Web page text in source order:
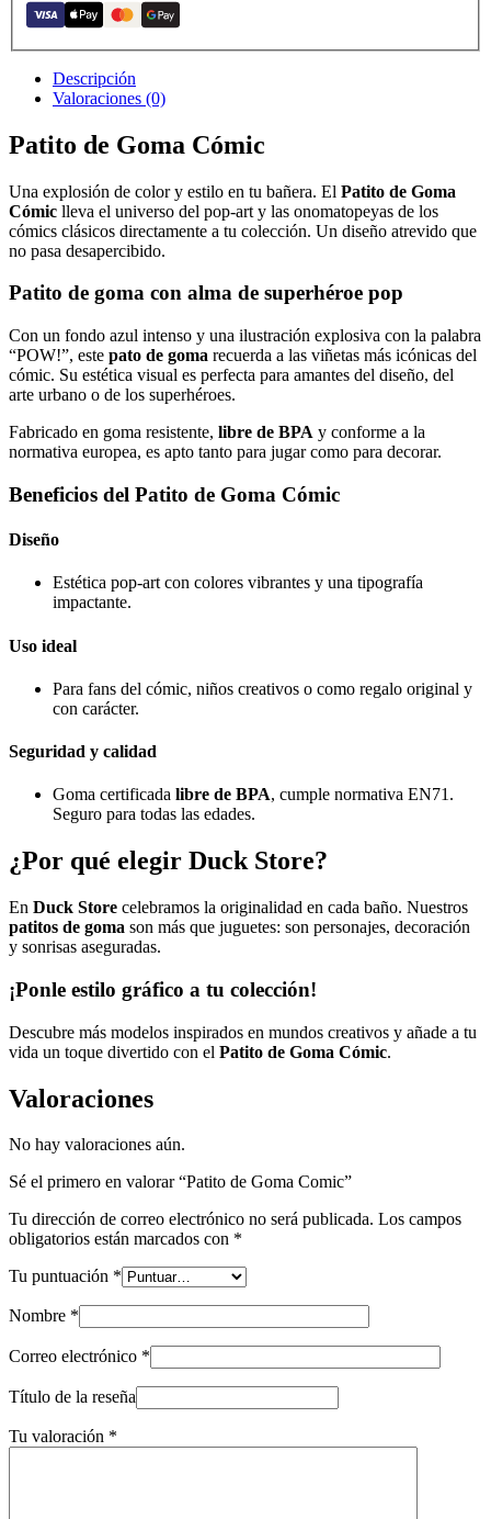
Descripción
Valoraciones (0)
Patito de Goma Cómic
Una explosión de color y estilo en tu bañera. El Patito de Goma
Cómic lleva el universo del pop-art y las onomatopeyas de los
cómics clásicos directamente a tu colección. Un diseño atrevido que
no pasa desapercibido.
Patito de goma con alma de superhéroe pop
Con un fondo azul intenso y una ilustración explosiva con la palabra
“POW!”, este pato de goma recuerda a las viñetas más icónicas del
cómic. Su estética visual es perfecta para amantes del diseño, del
arte urbano o de los superhéroes.
Fabricado en goma resistente, libre de BPA y conforme a la
normativa europea, es apto tanto para jugar como para decorar.
Beneficios del Patito de Goma Cómic
Diseño
Estética pop-art con colores vibrantes y una tipografía
impactante.
Uso ideal
Para fans del cómic, niños creativos o como regalo original y
con carácter.
Seguridad y calidad
Goma certificada libre de BPA, cumple normativa EN71.
Seguro para todas las edades.
¿Por qué elegir Duck Store?
En Duck Store celebramos la originalidad en cada baño. Nuestros
patitos de goma son más que juguetes: son personajes, decoración
y sonrisas aseguradas.
¡Ponle estilo gráfico a tu colección!
Descubre más modelos inspirados en mundos creativos y añade a tu
vida un toque divertido con el Patito de Goma Cómic.
Valoraciones
No hay valoraciones aún.
Sé el primero en valorar “Patito de Goma Comic”
Tu dirección de correo electrónico no será publicada. Los campos
obligatorios están marcados con *
Tu puntuación *
Nombre *
Correo electrónico *
Título de la reseña
Tu valoración *